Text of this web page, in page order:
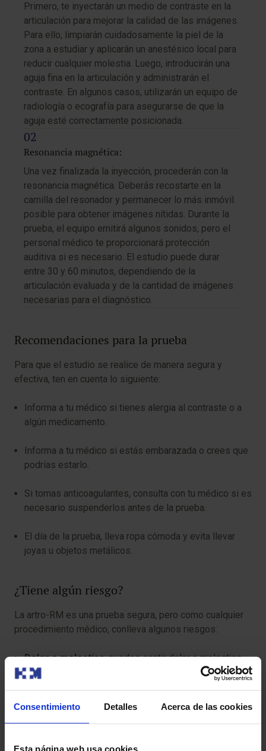
Consentimiento Detalles Acerca de las cookies
Esta página web usa cookies
Primero, te inyectarán un medio de contraste en la
articulación para mejorar la calidad de las imágenes.
Para ello, limpiarán cuidadosamente la piel de la
zona a estudiar y aplicarán un anestésico local para
reducir cualquier molestia. Luego, introducirán una
aguja fina en la articulación y administrarán el
contraste. En algunos casos, utilizarán un equipo de
radiología o ecografía para asegurarse de que la
aguja esté correctamente posicionada.
Resonancia magnética:
Una vez finalizada la inyección, procederán con la
resonancia magnética. Deberás recostarte en la
camilla del resonador y permanecer lo más inmóvil
posible para obtener imágenes nítidas. Durante la
prueba, el equipo emitirá algunos sonidos, pero el
personal médico te proporcionará protección
auditiva si es necesario. El estudio puede durar
entre 30 y 60 minutos, dependiendo de la
articulación evaluada y de la cantidad de imágenes
necesarias para el diagnóstico.
Recomendaciones para la prueba
Para que el estudio se realice de manera segura y
efectiva, ten en cuenta lo siguiente:
Informa a tu médico si tienes alergia al contraste o a
algún medicamento.
Informa a tu médico si estás embarazada o crees que
podrías estarlo.
Si tomas anticoagulantes, consulta con tu médico si es
necesario suspenderlos antes de la prueba.
El día de la prueba, lleva ropa cómoda y evita llevar
joyas u objetos metálicos.
¿Tiene algún riesgo?
La artro-RM es una prueba segura, pero como cualquier
procedimiento médico, conlleva algunos riesgos:
Dolor o molestias: puedes sentir dolor o molestias
en la articulación después de la inyección. Estos
la articulación después de la inyección.